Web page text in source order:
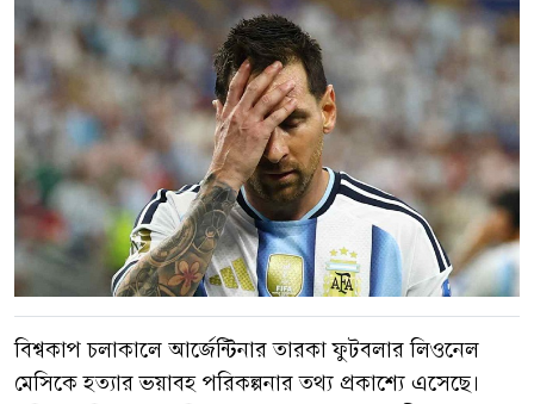
বিশ্বকাপ চলাকালে আর্জেন্টিনার তারকা ফুটবলার লিওনেল
মেসিকে হত্যার ভয়াবহ পরিকল্পনার তথ্য প্রকাশ্যে এসেছে।